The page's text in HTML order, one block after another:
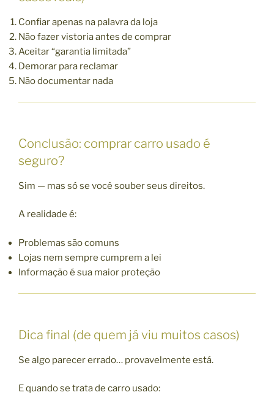
Confiar apenas na palavra da loja
Não fazer vistoria antes de comprar
Aceitar “garantia limitada”
Demorar para reclamar
Não documentar nada
Conclusão: comprar carro usado é
seguro?
Sim — mas só se você souber seus direitos.
A realidade é:
Problemas são comuns
Lojas nem sempre cumprem a lei
Informação é sua maior proteção
Dica final (de quem já viu muitos casos)
Se algo parecer errado… provavelmente está.
E quando se trata de carro usado: